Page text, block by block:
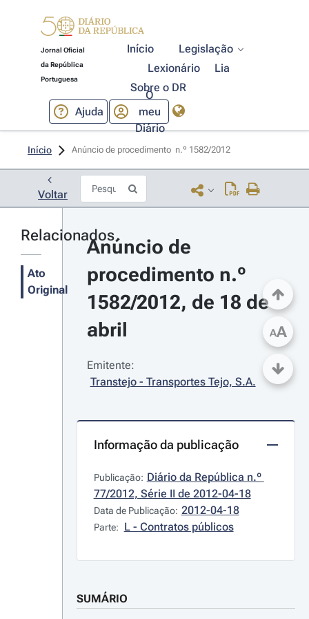
Jornal Oficial
da República
Portuguesa
Início
Legislação
Lexionário
Lia
Sobre o DR
Ajuda
O
meu
Diário
Início Anúncio de procedimento  n.º 1582/2012
Voltar
Relacionados
Ato
Original
Anúncio de
procedimento n.º
1582/2012, de 18 de
abril
Emitente:
Transtejo - Transportes Tejo, S.A.
Informação da publicação
Publicação: Diário da República n.º
77/2012, Série II de 2012-04-18
Data de Publicação: 2012-04-18
Parte: L - Contratos públicos
SUMÁRIO
AA